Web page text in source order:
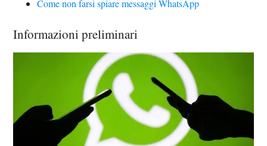
Come non farsi spiare messaggi WhatsApp
Informazioni preliminari